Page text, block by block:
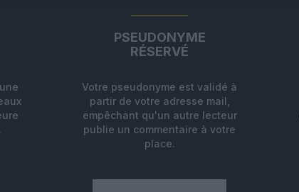
PSEUDONYME
RÉSERVÉ
Votre pseudonyme est validé à
partir de votre adresse mail,
empêchant qu'un autre lecteur
publie un commentaire à votre
place.